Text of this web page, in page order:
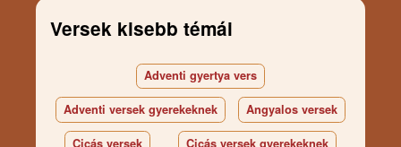
Versek kisebb témái
Adventi gyertya vers
Adventi versek gyerekeknek Angyalos versek
Cicás versek Cicás versek gyerekeknek